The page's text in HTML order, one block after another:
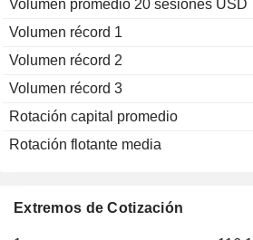
Volumen promedio 20 sesiones USD
Volumen récord 1
Volumen récord 2
Volumen récord 3
Rotación capital promedio
Rotación flotante media
Extremos de Cotización